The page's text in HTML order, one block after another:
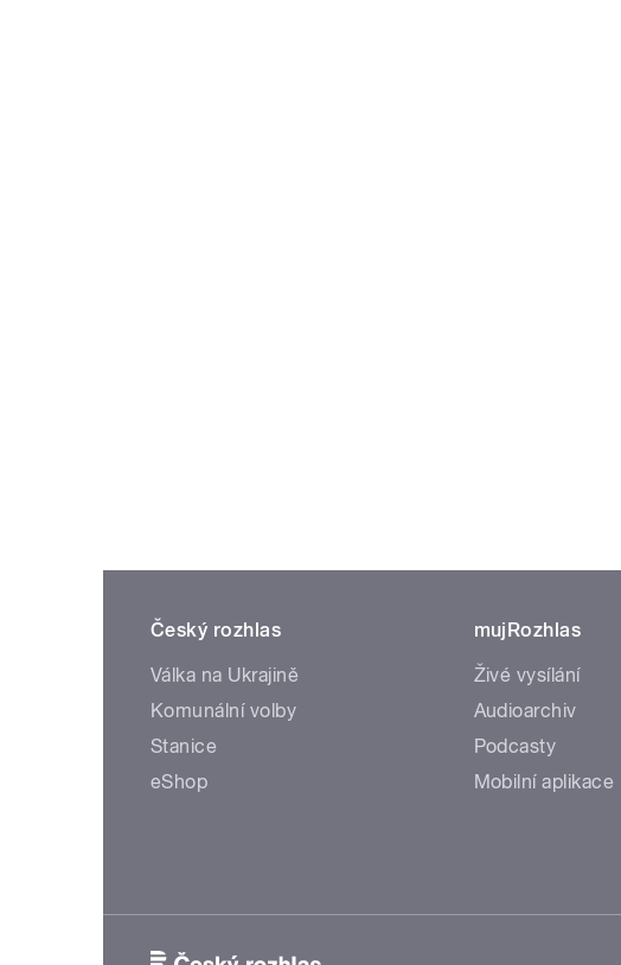
Český rozhlas
Válka na Ukrajině
Komunální volby
Stanice
eShop
mujRozhlas
Živé vysílání
Audioarchiv
Podcasty
Mobilní aplikace